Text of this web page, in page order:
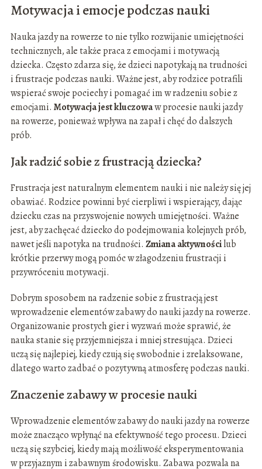
Motywacja i emocje podczas nauki
Nauka jazdy na rowerze to nie tylko rozwijanie umiejętności
technicznych, ale także praca z emocjami i motywacją
dziecka. Często zdarza się, że dzieci napotykają na trudności
i frustracje podczas nauki. Ważne jest, aby rodzice potrafili
wspierać swoje pociechy i pomagać im w radzeniu sobie z
emocjami. Motywacja jest kluczowaw procesie nauki jazdy
na rowerze, ponieważ wpływa na zapał i chęć do dalszych
prób.
Jak radzić sobie z frustracją dziecka?
Frustracja jest naturalnym elementem nauki i nie należy się jej
obawiać. Rodzice powinni być cierpliwi i wspierający, dając
dziecku czas na przyswojenie nowych umiejętności. Ważne
jest, aby zachęcać dziecko do podejmowania kolejnych prób,
nawet jeśli napotyka na trudności. Zmiana aktywnościlub
krótkie przerwy mogą pomóc w złagodzeniu frustracji i
przywróceniu motywacji.
Dobrym sposobem na radzenie sobie z frustracją jest
wprowadzenie elementów zabawy do nauki jazdy na rowerze.
Organizowanie prostych gier i wyzwań może sprawić, że
nauka stanie się przyjemniejsza i mniej stresująca. Dzieci
uczą się najlepiej, kiedy czują się swobodnie i zrelaksowane,
dlatego warto zadbać o pozytywną atmosferę podczas nauki.
Znaczenie zabawy w procesie nauki
Wprowadzenie elementów zabawy do nauki jazdy na rowerze
może znacząco wpłynąć na efektywność tego procesu. Dzieci
uczą się szybciej, kiedy mają możliwość eksperymentowania
w przyjaznym i zabawnym środowisku. Zabawa pozwala na